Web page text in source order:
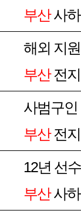
부산사
해외 지
부산전
사범구인
부산전
12년 선
부산사